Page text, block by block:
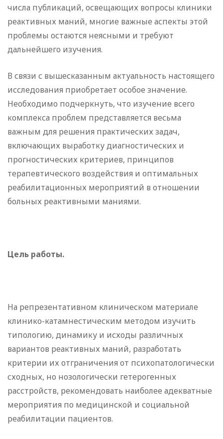
числа публикаций, освещающих вопросы клиники
реактивных маний, многие важные аспекты этой
проблемы остаются неясными и требуют
дальнейшего изучения.
В связи с вышесказанным актуальность настоящего
исследования приобретает особое значение.
Необходимо подчеркнуть, что изучение всего
комплекса проблем представляется весьма
важным для решения практических задач,
включающих выработку диагностических и
прогностических критериев, принципов
терапевтического воздействия и оптимальных
реабилитационных мероприятий в отношении
больных реактивными маниями.
Цель работы.
На репрезентативном клиническом материале
клинико-катамнестическим методом изучить
типологию, динамику и исходы различных
вариантов реактивных маний, разработать
критерии их отграничения от психопатологически
сходных, но нозологически гетерогенных
расстройств, рекомендовать наиболее адекватные
мероприятия по медицинской и социальной
реабилитации пациентов.